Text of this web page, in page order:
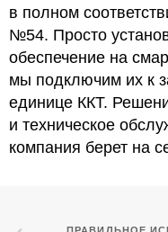
в полном
№54. Просто
обеспечение на
мы подключим их к
единице ККТ.
и техническое
компания берет на